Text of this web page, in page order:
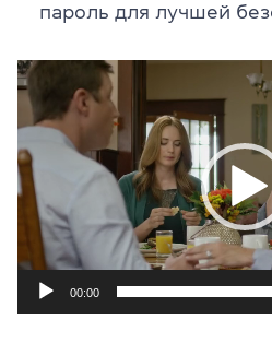
пароль для лучшей
Видеоплеер
00:00